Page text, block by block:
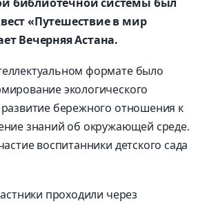
«Путешествие в мир
Вечерняя Астана.
формате было
экологического
бережного отношения к
знаний об окружающей среде.
воспитанники детского сада
проходили через